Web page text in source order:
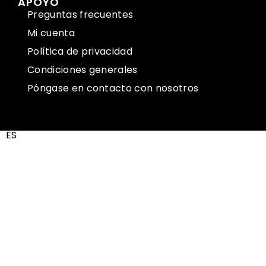
Preguntas frecuentes
Mi cuenta
Política de privacidad
Condiciones generales
Póngase en contacto con nosotros
ES